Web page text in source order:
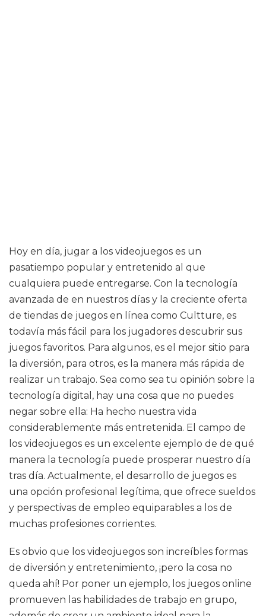
Hoy en día, jugar a los videojuegos es un
pasatiempo popular y entretenido al que
cualquiera puede entregarse. Con la tecnología
avanzada de en nuestros días y la creciente oferta
de tiendas de juegos en línea como Cultture, es
todavía más fácil para los jugadores descubrir sus
juegos favoritos. Para algunos, es el mejor sitio para
la diversión, para otros, es la manera más rápida de
realizar un trabajo. Sea como sea tu opinión sobre la
tecnología digital, hay una cosa que no puedes
negar sobre ella: Ha hecho nuestra vida
considerablemente más entretenida. El campo de
los videojuegos es un excelente ejemplo de de qué
manera la tecnología puede prosperar nuestro día
tras día. Actualmente, el desarrollo de juegos es
una opción profesional legítima, que ofrece sueldos
y perspectivas de empleo equiparables a los de
muchas profesiones corrientes.
Es obvio que los videojuegos son increíbles formas
de diversión y entretenimiento, ¡pero la cosa no
queda ahí! Por poner un ejemplo, los juegos online
promueven las habilidades de trabajo en grupo,